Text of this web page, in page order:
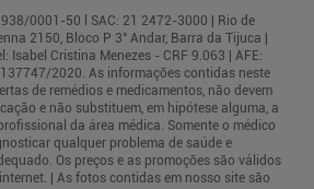
0001-50 l SAC: 21 2472-3000 | Rio de
2150, Bloco P 3° Andar, Barra da Tijuca |
Isabel Cristina Menezes - CRF 9.063 | AFE:
2020. As informações contidas neste
de remédios e medicamentos, não devem
e não substituem, em hipótese alguma, a
da área médica. Somente o médico
qualquer problema de saúde e
Os preços e as promoções são válidos
| As fotos contidas em nosso site são